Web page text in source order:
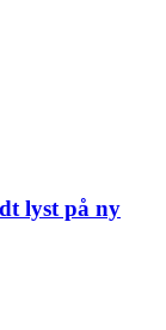
lyst på ny